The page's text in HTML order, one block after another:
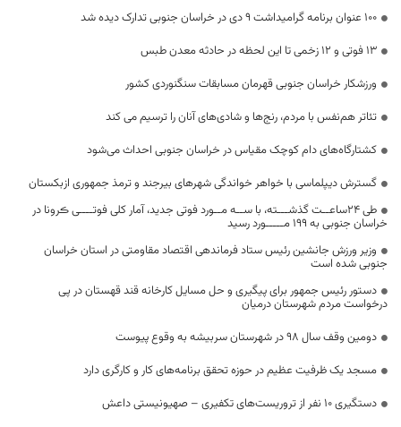
۱۰۰ عنوان برنامه گرامیداشت ۹ دی در خراسان جنوبی تدارک دیده شد
۱۳ فوتی و ۱۲ زخمی تا این لحظه‌ در حادثه معدن طبس
ورزشکار خراسان جنوبی قهرمان مسابقات سنگنوردی کشور
تئاتر هم‌نفس با مردم، رنج‌ها و شادی‌های آنان را ترسیم می کند
کشتارگاه‌های دام کوچک ‌مقیاس در خراسان جنوبی احداث می‌شود
گسترش دیپلماسی با خواهر خواندگی شهرهای بیرجند و ترمذ جمهوری ازبکستان
طی 24ساعــت گذشـــته، با ســه مــورد فوتی جدید، آمار کلی فوتــــی ڪرونا در
خراسان جنوبی به 199 مـــــورد رسید
وزیر ورزش جانشین رئیس ستاد فرماندهی اقتصاد مقاومتی در استان خراسان
جنوبی شده است
دستور رئیس جمهور برای پیگیری و حل مسایل کارخانه قند قهستان در پی
درخواست مردم شهرستان درمیان
دومین وقف سال ۹۸ در شهرستان سربیشه به وقوع پیوست
مسجد یک ظرفیت عظیم در حوزه تحقق برنامه‌های کار و کارگری دارد
دستگیری ۱۰ نفر از تروریست‌های تکفیری – صهیونیستی داعش